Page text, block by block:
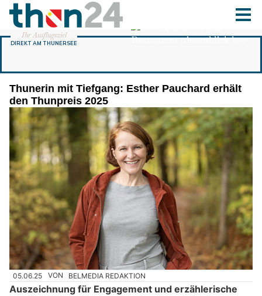
Thunerin mit Tiefgang: Esther Pauchard erhält
den Thunpreis 2025
05.06.25 VON BELMEDIA REDAKTION
Auszeichnung für Engagement und erzählerische